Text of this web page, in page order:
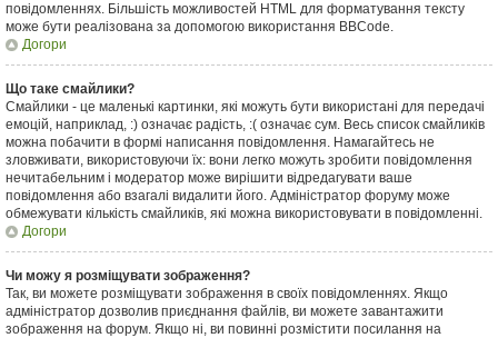
повідомленнях. Більшість можливостей HTML для форматування тексту
може бути реалізована за допомогою використання BBCode.
Догори
Що таке смайлики?
Смайлики - це маленькі картинки, які можуть бути використані для передачі
емоцій, наприклад, :) означає радість, :( означає сум. Весь список смайликів
можна побачити в формі написання повідомлення. Намагайтесь не
зловживати, використовуючи їх: вони легко можуть зробити повідомлення
нечитабельним і модератор може вирішити відредагувати ваше
повідомлення або взагалі видалити його. Адміністратор форуму може
обмежувати кількість смайликів, які можна використовувати в повідомленні.
Догори
Чи можу я розміщувати зображення?
Так, ви можете розміщувати зображення в своїх повідомленнях. Якщо
адміністратор дозволив приєднання файлів, ви можете завантажити
зображення на форум. Якщо ні, ви повинні розмістити посилання на